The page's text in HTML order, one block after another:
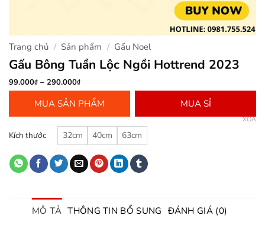
Trang chủ / Sản phẩm / Gấu Noel
Gấu Bông Tuần Lộc Ngồi Hottrend 2023
99.000₫ – 290.000₫Khoảng
giá:
99.000₫
290.000₫
MUA SẢN PHẨM MUA SỈ
Kích thước 32cm 40cm 63cm
XÓA
MÔ TẢ THÔNG TIN BỔ SUNG ĐÁNH GIÁ (0)